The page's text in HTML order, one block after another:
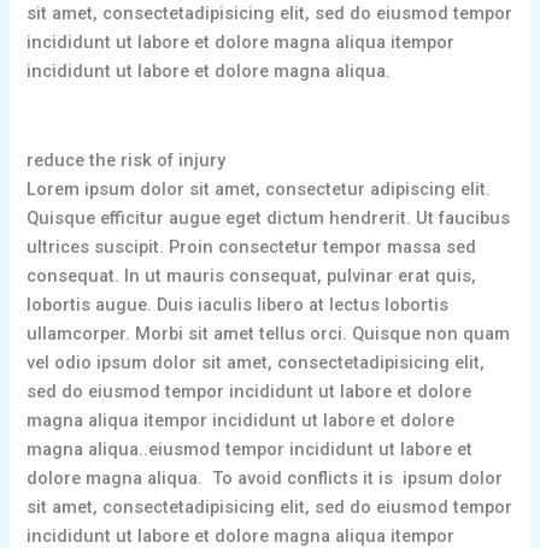
sit amet, consectetadipisicing elit, sed do eiusmod tempor
incididunt ut labore et dolore magna aliqua itempor
incididunt ut labore et dolore magna aliqua.
reduce the risk of injury
Lorem ipsum dolor sit amet, consectetur adipiscing elit.
Quisque efficitur augue eget dictum hendrerit. Ut faucibus
ultrices suscipit. Proin consectetur tempor massa sed
consequat. In ut mauris consequat, pulvinar erat quis,
lobortis augue. Duis iaculis libero at lectus lobortis
ullamcorper. Morbi sit amet tellus orci. Quisque non quam
vel odio ipsum dolor sit amet, consectetadipisicing elit,
sed do eiusmod tempor incididunt ut labore et dolore
magna aliqua itempor incididunt ut labore et dolore
magna aliqua..eiusmod tempor incididunt ut labore et
dolore magna aliqua. To avoid conflicts it is ipsum dolor
sit amet, consectetadipisicing elit, sed do eiusmod tempor
incididunt ut labore et dolore magna aliqua itempor